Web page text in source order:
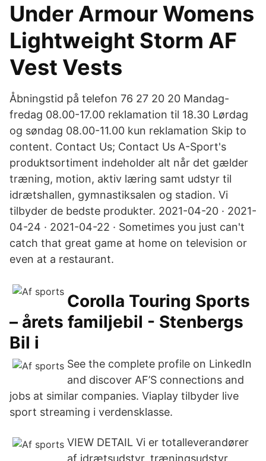
Under Armour Womens
Lightweight Storm AF
Vest Vests
Åbningstid på telefon 76 27 20 20 Mandag-
fredag 08.00-17.00 reklamation til 18.30 Lørdag
og søndag 08.00-11.00 kun reklamation Skip to
content. Contact Us; Contact Us A-Sport's
produktsortiment indeholder alt når det gælder
træning, motion, aktiv læring samt udstyr til
idrætshallen, gymnastiksalen og stadion. Vi
tilbyder de bedste produkter. 2021-04-20 · 2021-
04-24 · 2021-04-22 · Sometimes you just can't
catch that great game at home on television or
even at a restaurant.
Corolla Touring Sports
– årets familjebil - Stenbergs
Bil i
See the complete profile on LinkedIn
and discover AF’S connections and
jobs at similar companies. Viaplay tilbyder live
sport streaming i verdensklasse.
VIEW DETAIL Vi er totalleverandører
af idrætsudstyr, træningsudstyr,